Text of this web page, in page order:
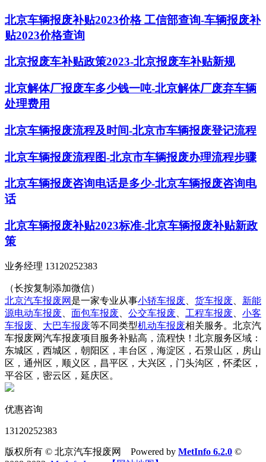
北京车辆报废补贴2023价格 工信部查询-车辆报废补
贴2023价格查询
北京报废车补贴政策2023-北京报废车补贴新规
北京解体厂报废车多少钱一吨-北京解体厂废弃车辆
处理费用
北京车辆报废流程及时间-北京市车辆报废登记流程
北京车辆报废流程图-北京市车辆报废办理流程步骤
北京车辆报废咨询电话是多少-北京车辆报废咨询电
话
北京车辆报废补贴2023标准-北京车辆报废补贴新政
策
业务经理 13120252383
（长按复制添加微信）
北京汽车报废网 是一家专业从事小轿车报废 货车报废
新能
源电动车报废
面包车报废 公交车报废 工程车报废
小客
车报废
大巴车报废等不同类型机动车报废相关服务。北京汽
车报废网汽车报废项目服务补贴高，流程快！北京服务区域：
东城区，西城区，朝阳区，丰台区，海淀区，石景山区，房山
区，通州区，顺义区，昌平区，大兴区，门头沟区，怀柔区，
平谷区，密云区，延庆区。
优惠咨询
13120252383
版权所有 © 北京汽车报废网 Powered by MetInfo 6.2.0 ©